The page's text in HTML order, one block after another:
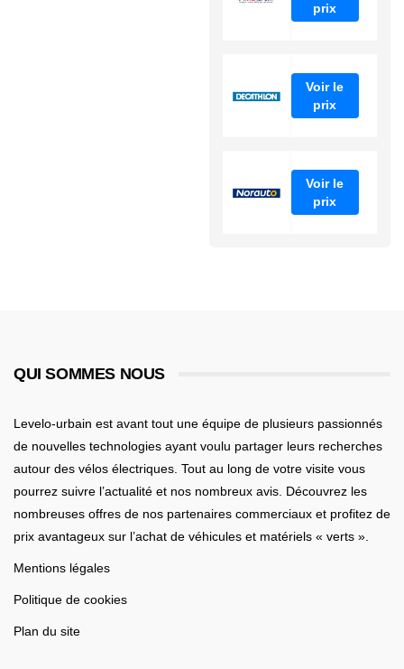
prix
Voir le
prix
Voir le
prix
QUI SOMMES NOUS
Levelo-urbain est avant tout une équipe de plusieurs passionnés
de nouvelles technologies ayant voulu partager leurs recherches
autour des vélos électriques. Tout au long de votre visite vous
pourrez suivre l’actualité et nos nombreux avis. Découvrez les
nombreuses offres de nos partenaires commerciaux et profitez de
prix avantageux sur l’achat de véhicules et matériels « verts ».
Mentions légales
Politique de cookies
Plan du site